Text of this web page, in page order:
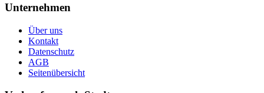
Unternehmen
Über uns
Kontakt
Datenschutz
AGB
Seitenübersicht